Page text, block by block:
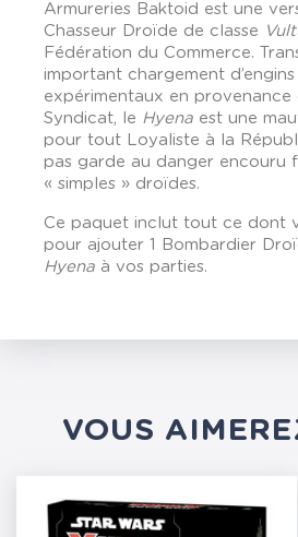
Armureries Baktoid est une
Chasseur Droïde de classe
Fédération du Commerce.
important chargement
expérimentaux en provenance
Syndicat, le Hyena est une
pour tout Loyaliste à la
pas garde au danger encouru
« simples » droïdes.
Ce paquet inclut tout ce dont
pour ajouter 1 Bombardier
Hyena à vos parties.
VOUS